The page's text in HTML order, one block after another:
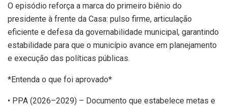
O episódio reforça a marca do primeiro biênio do
presidente à frente da Casa: pulso firme, articulação
eficiente e defesa da governabilidade municipal, garantindo
estabilidade para que o município avance em planejamento
e execução das políticas públicas.
*Entenda o que foi aprovado*
• PPA (2026–2029) – Documento que estabelece metas e